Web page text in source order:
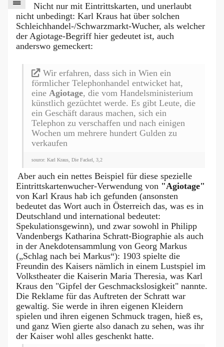
Nicht nur mit Eintrittskarten, und unerlaubt
nicht unbedingt: Karl Kraus hat über solchen
Schleichhandel-/Schwarzmarkt-Wucher, als welcher
der Agiotage-Begriff hier gedeutet ist, auch
anderswo gemeckert:
Wir erfahren, dass sich in Wien ein
förmlicher Telephonhandel entwicket hat,
eine Agiotage, die vom Handelsministerium
künstlich gezüchtet werde. Es gibt Leute, die
ein Geschäft daraus machen, sich ein
Telephon zu verschaffen und nach einigen
Wochen um mehrere hundert Gulden zu
verkaufen
source: Karl Kraus, Die Fackel, 3,2
Aber auch ein nettes Beispiel für diese spezielle
Eintrittskartenwucher-Verwendung von "Agiotage"
von Karl Kraus hab ich gefunden (ansonsten
bedeutet das Wort auch in Österreich das, was es in
Deutschland und international bedeutet:
Spekulationsgewinn), und zwar sowohl in Philipp
Vandenbergs Katharina Schratt-Biographie als auch
in der Anekdotensammlung von Georg Markus
(„Schlag nach bei Markus“): 1903 spielte die
Freundin des Kaisers nämlich in einem Lustspiel im
Volkstheater die Kaiserin Maria Theresia, was Karl
Kraus den "Gipfel der Geschmackslosigkeit" nannte.
Die Reklame für das Auftreten der Schratt war
gewaltig. Sie werde in ihren eigenen Kleidern
spielen und ihren eigenen Schmuck tragen, hieß es,
und ganz Wien gierte also danach zu sehen, was ihr
der Kaiser wohl alles geschenkt hatte.